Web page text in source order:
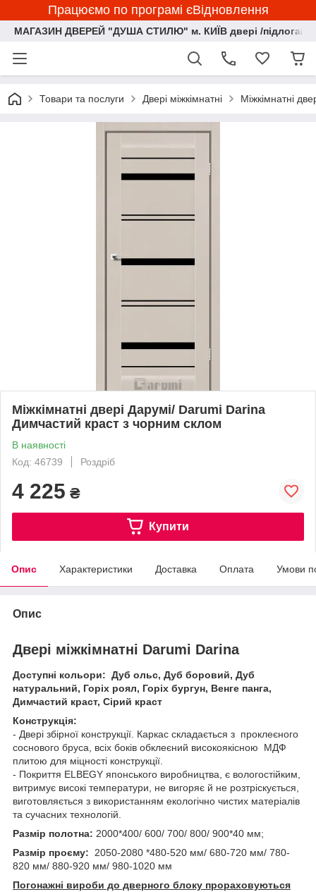
Працюємо по програмі єВідновлення
МАГАЗИН ДВЕРЕЙ "ДУША СТИЛЮ" м. КИЇВ двері /підлога/
Товари та послуги Двері міжкімнатні Міжкімнатні
Міжкімнатні двері Дарумі/ Darumi Darina
Димчастий краст з чорним склом
В наявності
Код: 46739
Роздріб
4 225 ₴
Купити
Опис Характеристики Доставка Оплата Умови
Опис
Двері міжкімнатні Darumi Darina
Доступні кольори: Дуб ольс, Дуб боровий, Дуб
натуральний, Горіх роял, Горіх бургун, Венге панга,
Димчастий краст, Сірий краст
Конструкція:
- Двері збірної конструкції. Каркас складається з проклеєного
соснового бруса, всіх боків обклеєний високоякісною МДФ
плитою для міцності конструкції.
- Покриття ELBEGY японського виробництва, є вологостійким,
витримує високі температури, не вигоряє й не розтріскується,
виготовляється з використанням екологічно чистих матеріалів
та сучасних технологій.
Размір полотна: 2000*400/ 600/ 700/ 800/ 900*40 мм;
Размір проєму: 2050-2080 *480-520 мм/ 680-720 мм/ 780-
820 мм/ 880-920 мм/ 980-1020 мм
Погонажні вироби до дверного блоку прораховуються